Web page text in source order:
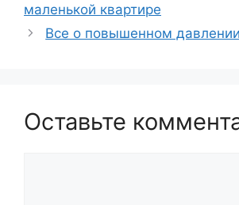
маленькой квартире
Все о повышенном давлении
Оставьте